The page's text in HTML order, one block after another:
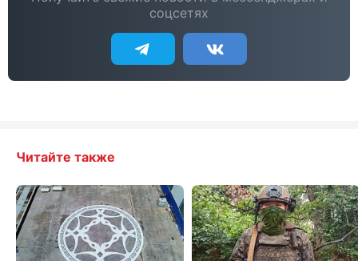
соцсетях
Читайте также